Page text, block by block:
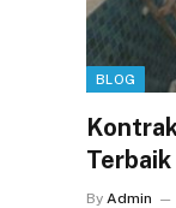
BLOG
Terbaik
By Admin